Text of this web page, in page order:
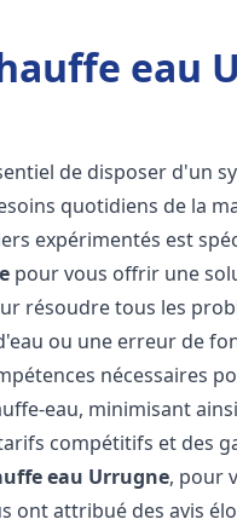
eau
de disposer d'un
quotidiens de la
expérimentés est
pour vous offrir une
résoudre tous les
ou une erreur de
nécessaires
eau, minimisant
compétitifs et des
eau Urrugne, pour
ont attribué des avis